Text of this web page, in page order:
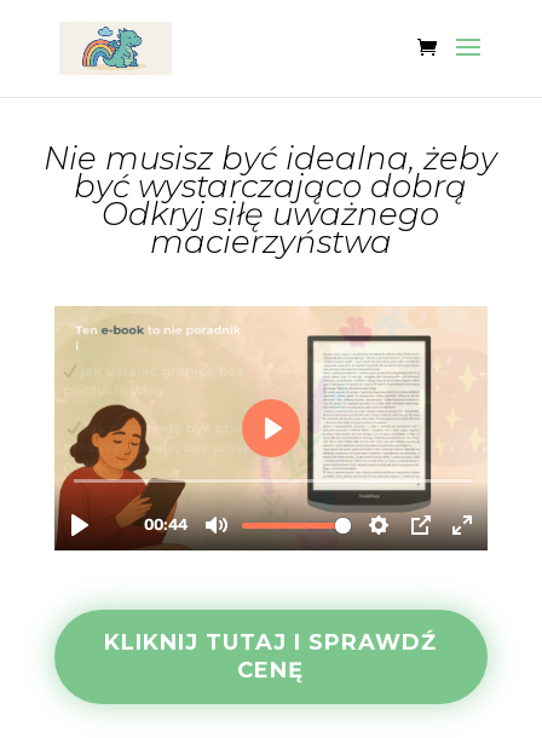
Nie musisz być idealna, żeby
być wystarczająco dobrą
Odkryj siłę uważnego
macierzyństwa
KLIKNIJ TUTAJ I SPRAWDŹ
CENĘ